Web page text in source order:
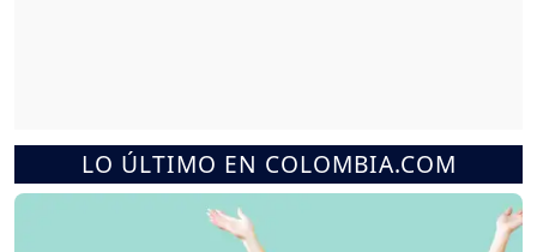
LO ÚLTIMO EN COLOMBIA.COM